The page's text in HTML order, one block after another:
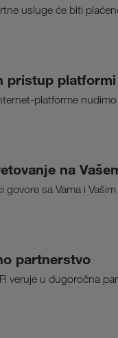
usluge će biti
pristup platformi
platforme
na
govore sa Vama i
partnerstvo
veruje u dugoročna